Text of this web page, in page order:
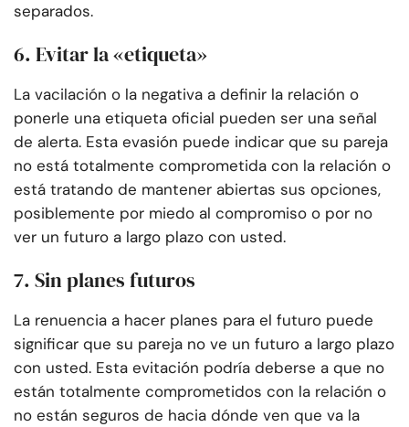
separados.
6. Evitar la «etiqueta»
La vacilación o la negativa a definir la relación o
ponerle una etiqueta oficial pueden ser una señal
de alerta. Esta evasión puede indicar que su pareja
no está totalmente comprometida con la relación o
está tratando de mantener abiertas sus opciones,
posiblemente por miedo al compromiso o por no
ver un futuro a largo plazo con usted.
7. Sin planes futuros
La renuencia a hacer planes para el futuro puede
significar que su pareja no ve un futuro a largo plazo
con usted. Esta evitación podría deberse a que no
están totalmente comprometidos con la relación o
no están seguros de hacia dónde ven que va la